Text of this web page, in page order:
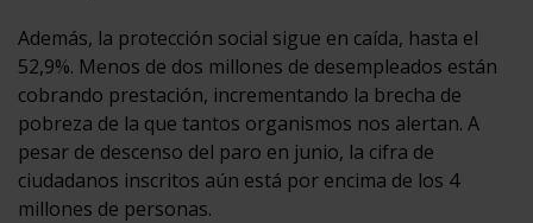
Además, la protección social sigue en caída, hasta el
52,9%. Menos de dos millones de desempleados están
cobrando prestación, incrementando la brecha de
pobreza de la que tantos organismos nos alertan. A
pesar de descenso del paro en junio, la cifra de
ciudadanos inscritos aún está por encima de los 4
millones de personas.